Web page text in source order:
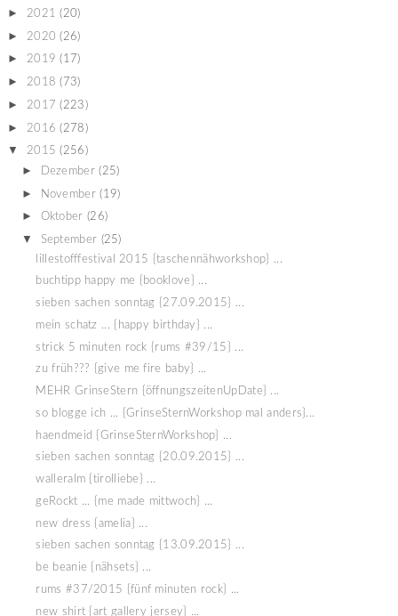
► 2021 (20)
► 2020 (26)
► 2019 (17)
► 2018 (73)
► 2017 (223)
► 2016 (278)
▼ 2015 (256)
► Dezember (25)
► November (19)
► Oktober (26)
▼ September (25)
lillestofffestival 2015 {taschennähworkshop} ...
buchtipp happy me {booklove} ...
sieben sachen sonntag {27.09.2015} ...
mein schatz ... {happy birthday} ...
strick 5 minuten rock {rums #39/15} ...
zu früh??? {give me fire baby} ...
MEHR GrinseStern {öffnungszeitenUpDate} ...
so blogge ich ... {GrinseSternWorkshop mal anders}...
haendmeid {GrinseSternWorkshop} ...
sieben sachen sonntag {20.09.2015} ...
walleralm {tirolliebe} ...
geRockt ... {me made mittwoch} ...
new dress {amelia} ...
sieben sachen sonntag {13.09.2015} ...
be beanie {nähsets} ...
rums #37/2015 {fünf minuten rock} ...
new shirt {art gallery jersey} ...